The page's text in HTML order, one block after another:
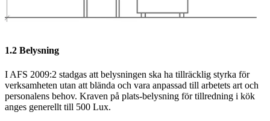
1.2 Belysning
I AFS 2009:2 stadgas att belysningen ska ha tillräcklig styrka för
verksamheten utan att blända och vara anpassad till arbetets art och
personalens behov. Kraven på plats-belysning för tillredning i kök
anges generellt till 500 Lux.